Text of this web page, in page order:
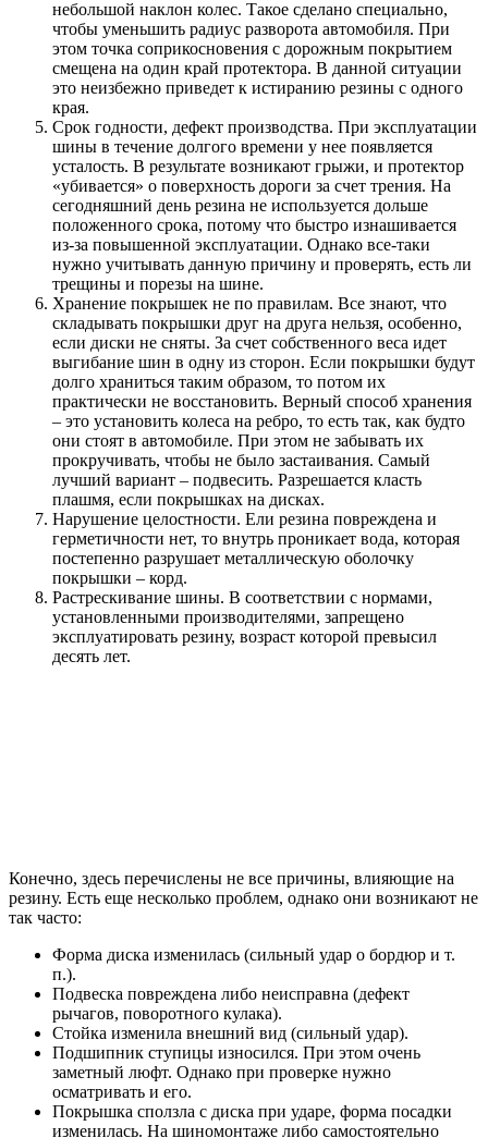
небольшой наклон колес. Такое сделано специально,
чтобы уменьшить радиус разворота автомобиля. При
этом точка соприкосновения с дорожным покрытием
смещена на один край протектора. В данной ситуации
это неизбежно приведет к истиранию резины с одного
края.
Срок годности, дефект производства. При эксплуатации
шины в течение долгого времени у нее появляется
усталость. В результате возникают грыжи, и протектор
«убивается» о поверхность дороги за счет трения. На
сегодняшний день резина не используется дольше
положенного срока, потому что быстро изнашивается
из-за повышенной эксплуатации. Однако все-таки
нужно учитывать данную причину и проверять, есть ли
трещины и порезы на шине.
Хранение покрышек не по правилам. Все знают, что
складывать покрышки друг на друга нельзя, особенно,
если диски не сняты. За счет собственного веса идет
выгибание шин в одну из сторон. Если покрышки будут
долго храниться таким образом, то потом их
практически не восстановить. Верный способ хранения
– это установить колеса на ребро, то есть так, как будто
они стоят в автомобиле. При этом не забывать их
прокручивать, чтобы не было застаивания. Самый
лучший вариант – подвесить. Разрешается класть
плашмя, если покрышках на дисках.
Нарушение целостности. Ели резина повреждена и
герметичности нет, то внутрь проникает вода, которая
постепенно разрушает металлическую оболочку
покрышки – корд.
Растрескивание шины. В соответствии с нормами,
установленными производителями, запрещено
эксплуатировать резину, возраст которой превысил
десять лет.
Конечно, здесь перечислены не все причины, влияющие на
резину. Есть еще несколько проблем, однако они возникают не
так часто:
Форма диска изменилась (сильный удар о бордюр и т.
п.).
Подвеска повреждена либо неисправна (дефект
рычагов, поворотного кулака).
Стойка изменила внешний вид (сильный удар).
Подшипник ступицы износился. При этом очень
заметный люфт. Однако при проверке нужно
осматривать и его.
Покрышка сползла с диска при ударе, форма посадки
изменилась. На шиномонтаже либо самостоятельно